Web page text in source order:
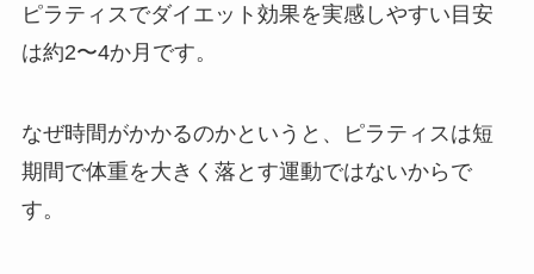
ピラティスでダイエット効果を実感しやすい目安
は約2〜4か月です。
なぜ時間がかかるのかというと、ピラティスは短
期間で体重を大きく落とす運動ではないからで
す。